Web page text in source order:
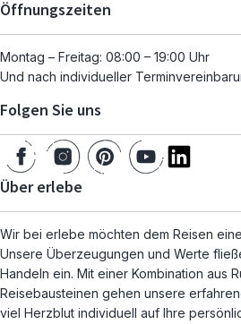
Öffnungszeiten
Montag – Freitag: 08:00 – 19:00 Uhr
Und nach individueller
Folgen Sie uns
Über erlebe
Wir bei erlebe möchten dem Reisen
Unsere Überzeugungen und Werte
Handeln ein. Mit einer Kombination aus
Reisebausteinen gehen unsere
viel Herzblut individuell auf Ihre